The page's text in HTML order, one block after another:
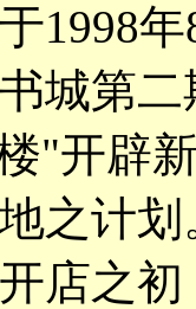
1998
城第
"开辟
之计
店之